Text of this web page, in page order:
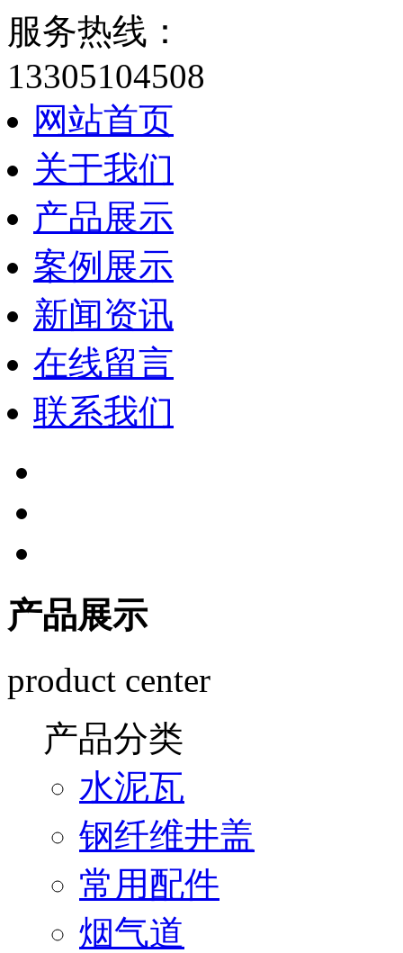
服务热线：
13305104508
网站首页
关于我们
产品展示
案例展示
新闻资讯
在线留言
联系我们
产品展示
product center
产品分类
水泥瓦
钢纤维井盖
常用配件
烟气道